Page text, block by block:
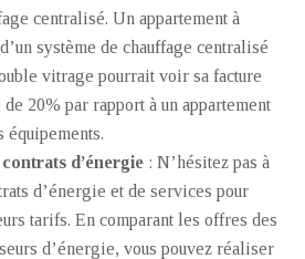
centralisé. Un appartement à
système de chauffage centralisé
vitrage pourrait voir sa facture
20% par rapport à un appartement
équipements.
d’énergie : N’hésitez pas à
d’énergie et de services pour
tarifs. En comparant les offres des
d’énergie, vous pouvez réaliser